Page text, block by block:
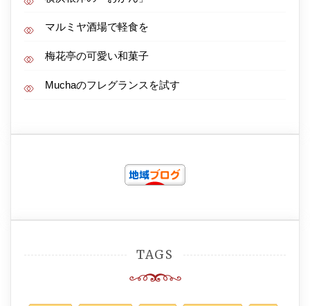
マルミヤ酒場で軽食を
梅花亭の可愛い和菓子
Muchaのフレグランスを試す
TAGS